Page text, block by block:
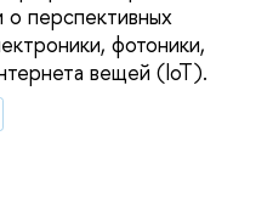
о перспективных
фотоники,
вещей (IoT).